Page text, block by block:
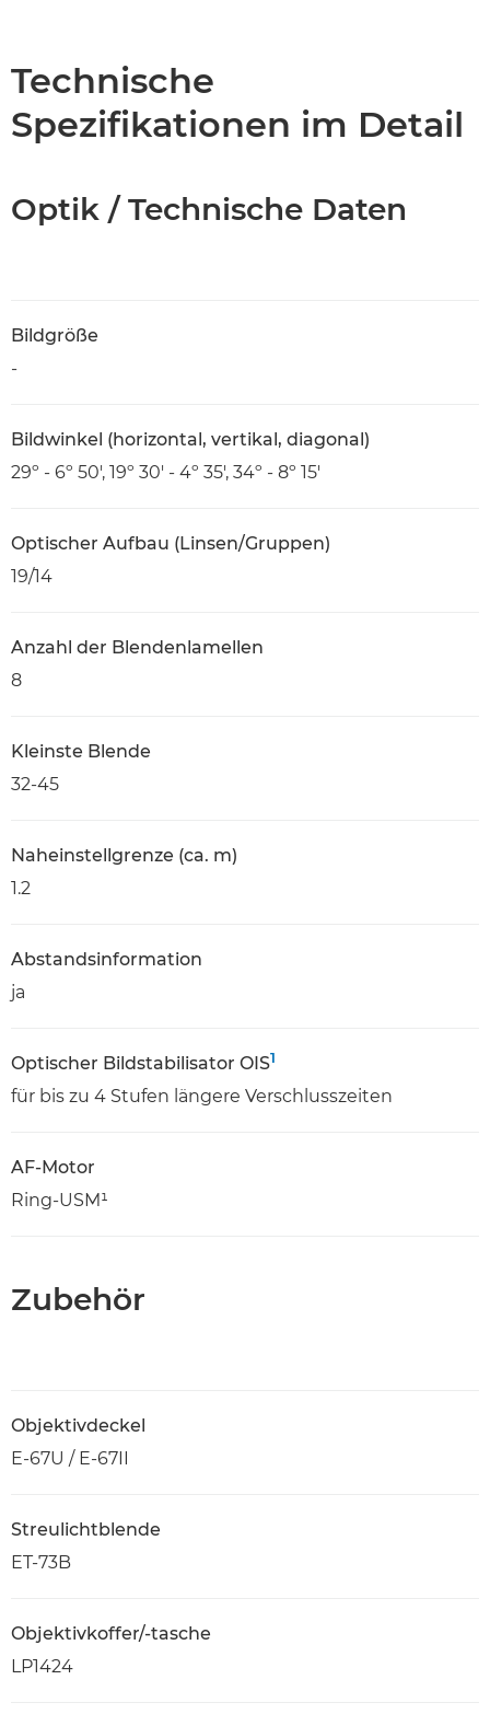
Technische
Spezifikationen im Detail
Optik / Technische Daten
Bildgröße
-
Bildwinkel (horizontal, vertikal, diagonal)
29º - 6º 50', 19º 30' - 4º 35', 34º - 8º 15'
Optischer Aufbau (Linsen/Gruppen)
19/14
Anzahl der Blendenlamellen
8
Kleinste Blende
32-45
Naheinstellgrenze (ca. m)
1.2
Abstandsinformation
ja
Optischer Bildstabilisator OIS1
für bis zu 4 Stufen längere Verschlusszeiten
AF-Motor
Ring-USM¹
Zubehör
Objektivdeckel
E-67U / E-67II
Streulichtblende
ET-73B
Objektivkoffer/-tasche
LP1424